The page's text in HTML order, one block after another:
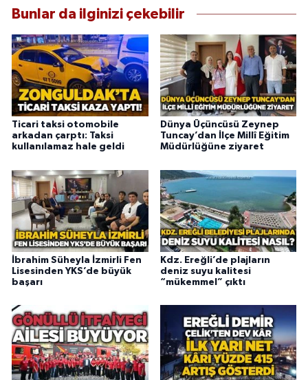
Bunlar da ilginizi çekebilir
Ticari taksi otomobile
arkadan çarptı: Taksi
kullanılamaz hale geldi
Dünya Üçüncüsü Zeynep
Tuncay’dan İlçe Millî Eğitim
Müdürlüğüne ziyaret
İbrahim Süheyla İzmirli Fen
Lisesinden YKS’de büyük
başarı
Kdz. Ereğli’de plajların
deniz suyu kalitesi
“mükemmel” çıktı